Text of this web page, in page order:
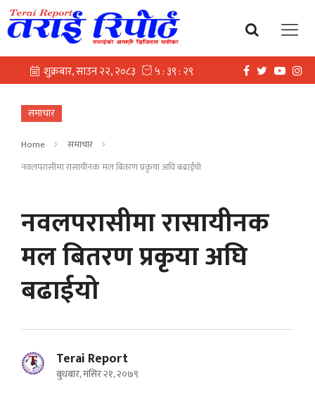
समाचार
Home
समाचार
नवलपरासीमा रासायीनक मल बितरण प्रकृया अघि बढाईयो
नवलपरासीमा रासायीनक
मल बितरण प्रकृया अघि
बढाईयो
Terai Report
बुधबार, मंसिर २१, २०७९